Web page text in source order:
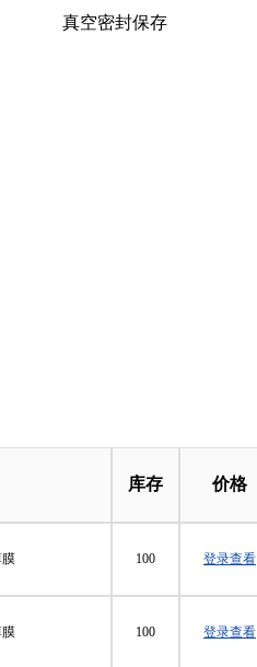
真空密封保存
库存 价格
膜 100 登录查看
膜 100 登录查看